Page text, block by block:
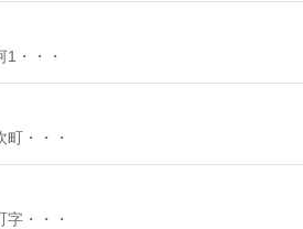
・・・
・・・
・・・